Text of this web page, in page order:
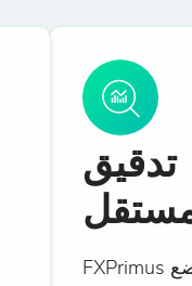
تدقيق
تخضع FXPrimus